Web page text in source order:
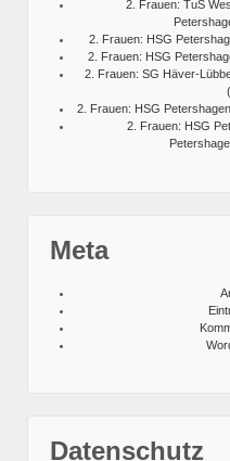
2. Frauen: TuS
2. Frauen: HSG
2. Frauen: HSG
2. Frauen: SG Häver-
2. Frauen: HSG
2. Frauen: HSG
Meta
Datenschutz